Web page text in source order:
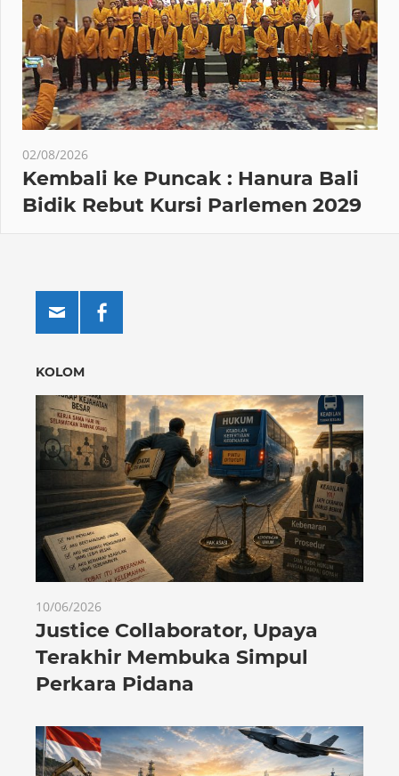
02/08/2026
Kembali ke Puncak : Hanura Bali
Bidik Rebut Kursi Parlemen 2029
KOLOM
10/06/2026
Justice Collaborator, Upaya
Terakhir Membuka Simpul
Perkara Pidana